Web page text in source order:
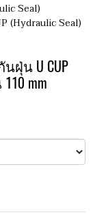
Seal)
(Hydraulic Seal)
น U CUP
mm